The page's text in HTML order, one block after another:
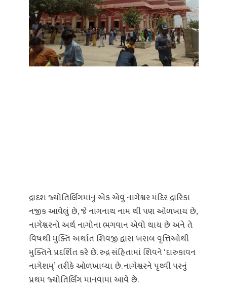
દ્રાદશ જ્યોતિર્લિંગમાંનું એક એવું નાગેશ્વર મંદિર દ્રારિકા
નજીક આવેલું છે, જે નાગનાથ નામ થી પણ ઓળખાય છે,
નાગેશ્વરનો અર્થ નાગોના ભગવાન એવો થાય છે અને તે
વિષથી મુક્તિ અર્થાત શિવજી દ્વારા ખરાબ વૃત્તિઓથી
મુક્તિને પ્રદર્શિત કરે છે. રુદ્ર સંહિતામાં શિવને ‘દારુકાવન
નાગેશમ્’ તરીકે ઓળખાવ્યા છે. નાગેશ્વરને પૃથ્વી પરનું
પ્રથમ જ્યોતિર્લિંગ માનવામાં આવે છે.